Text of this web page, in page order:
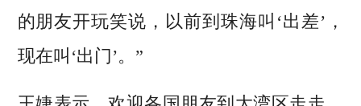
的朋友开玩笑说，以前到珠海叫‘出差’，
现在叫‘出门’。”